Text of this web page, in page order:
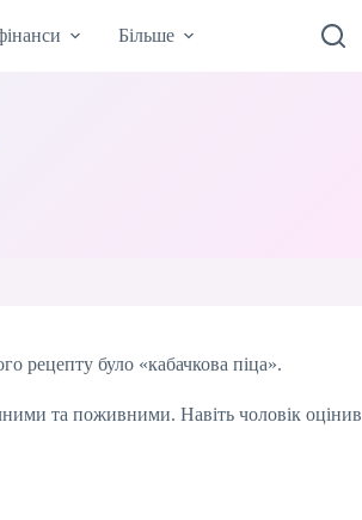
Більше
рецепту було «кабачкова піца».
та поживними. Навіть чоловік оцінив